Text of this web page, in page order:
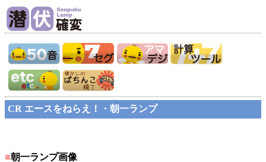
CR エースをねらえ！・朝一ランプ
■朝一ランプ画像